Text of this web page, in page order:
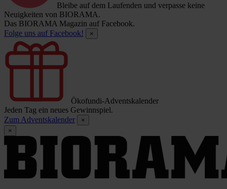
Bleibe auf dem Laufenden und verpasse keine
Neuigkeiten von BIORAMA.
Das BIORAMA Magazin auf Facebook.
Folge uns auf Facebook!
×
Ökofundi-Adventskalender
Jeden Tag ein neues Gewinnspiel.
Zum Adventskalender
×
×